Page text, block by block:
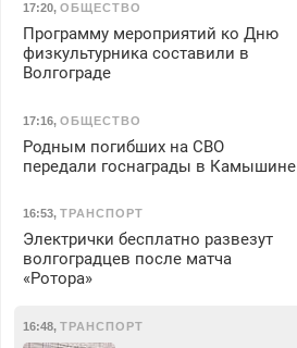
17:20, ОБЩЕСТВО
Программу мероприятий ко Дню
физкультурника составили в
Волгограде
17:16, ОБЩЕСТВО
Родным погибших на СВО
передали госнаграды в Камышине
16:53, ТРАНСПОРТ
Электрички бесплатно развезут
волгоградцев после матча
«Ротора»
16:48, ТРАНСПОРТ